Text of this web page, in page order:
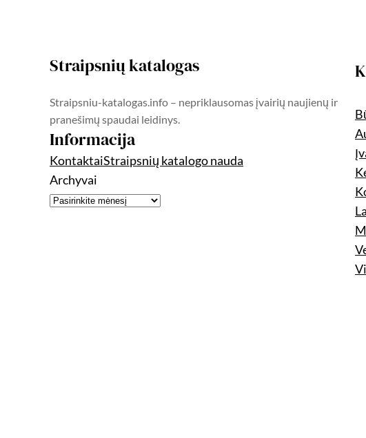
Straipsnių katalogas
Straipsniu-katalogas.info – nepriklausomas įvairių naujienų ir
pranešimų spaudai leidinys.
Informacija
KontaktaiStraipsnių katalogo nauda
Archyvai